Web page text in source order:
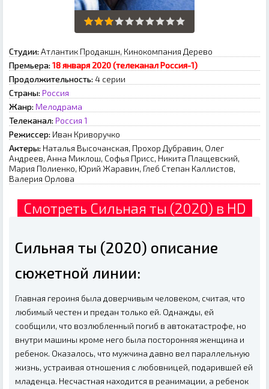
Студии: Атлантик Продакшн, Кинокомпания Дерево
Премьера: 18 января 2020 (телеканал Россия-1)
Продолжительность: 4 серии
Страны: Россия
Жанр: Мелодрама
Телеканал: Россия 1
Режиссер: Иван Криворучко
Актеры: Наталья Высочанская, Прохор Дубравин, Олег
Андреев, Анна Миклош, Софья Присс, Никита Плащевский,
Мария Полиенко, Юрий Жаравин, Глеб Степан Каллистов,
Валерия Орлова
Смотреть Сильная ты (2020) в HD
Сильная ты (2020) описание
сюжетной линии:
Главная героиня была доверчивым человеком, считая, что
любимый честен и предан только ей. Однажды, ей
сообщили, что возлюбленный погиб в автокатастрофе, но
внутри машины кроме него была посторонняя женщина и
ребенок. Оказалось, что мужчина давно вел параллельную
жизнь, устраивая отношения с любовницей, подарившей ей
младенца. Несчастная находится в реанимации, а ребенок